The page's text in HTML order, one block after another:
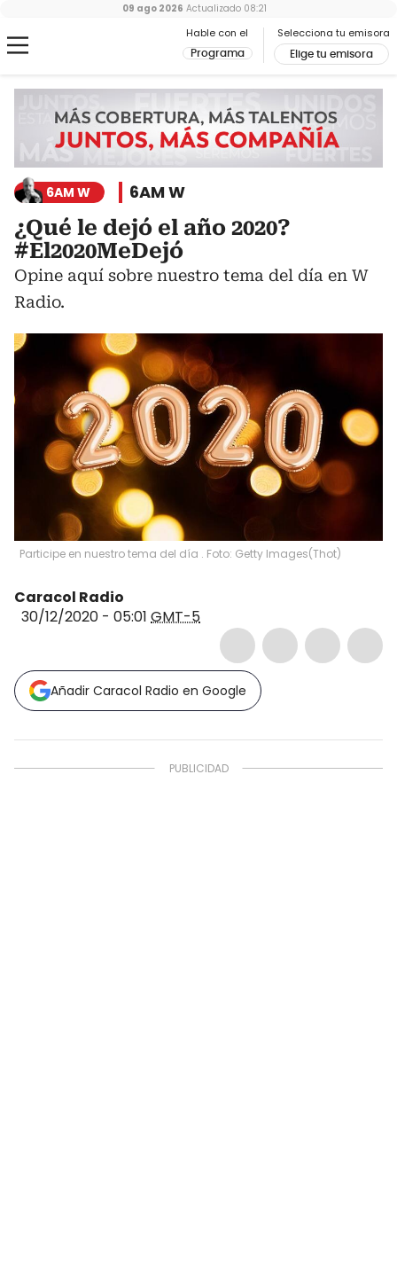
Hable con el
Programa
Selecciona tu emisora
Elige tu emisora
09 ago 2026 Actualizado 08:21
6AM W 6AM W
¿Qué le dejó el año 2020?
#El2020MeDejó
Opine aquí sobre nuestro tema del día en W
Radio.
Participe en nuestro tema del día . Foto: Getty Images(Thot)
Caracol Radio
30/12/2020 - 05:01 GMT-5
Añadir Caracol Radio en Google